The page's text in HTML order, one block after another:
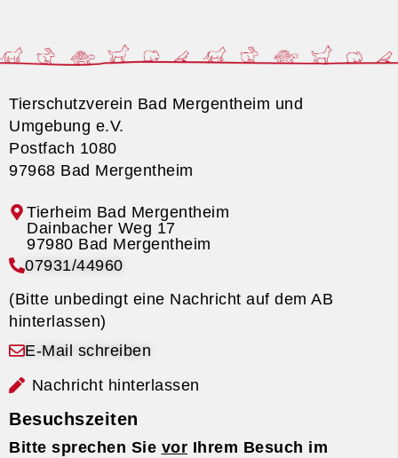
Tierschutzverein Bad Mergentheim und
Umgebung e.V.
Postfach 1080
97968 Bad Mergentheim
Tierheim Bad Mergentheim
07931/44960
(Bitte unbedingt eine Nachricht auf dem AB
hinterlassen)
E-Mail schreiben
Nachricht hinterlassen
Besuchszeiten
Bitte sprechen Sie vor Ihrem Besuch im